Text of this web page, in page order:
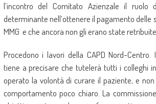
l’incontro del Comitato Azienzale il ruolo
determinante nell’ottenere il pagamento delle
MMG e che ancora non gli erano state retribuite.
Procedono i lavori della CAPD Nord-
tiene a precisare che tutelerà tutti i colleghi
operato la volontà di curare il paziente, e
comportamento poco chiaro. La